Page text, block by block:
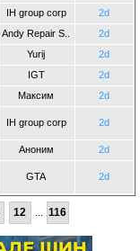
IH group corp 2d
Andy Repair S.. 2d
Yurij 2d
IGT 2d
Максим 2d
IH group corp 2d
Аноним 2d
GTA 2d
12 ... 116